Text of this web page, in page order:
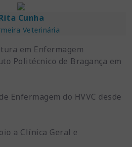
Cunha
Veterinária
em Enfermagem
Politécnico de Bragança em
Enfermagem do HVVC desde
a Clínica Geral e